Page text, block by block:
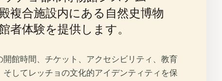
複合施設内にある自然史博物
体験を提供します。
館時間、チケット、アクセシビリティ、教育
してレッチョの文化的アイデンティティを保